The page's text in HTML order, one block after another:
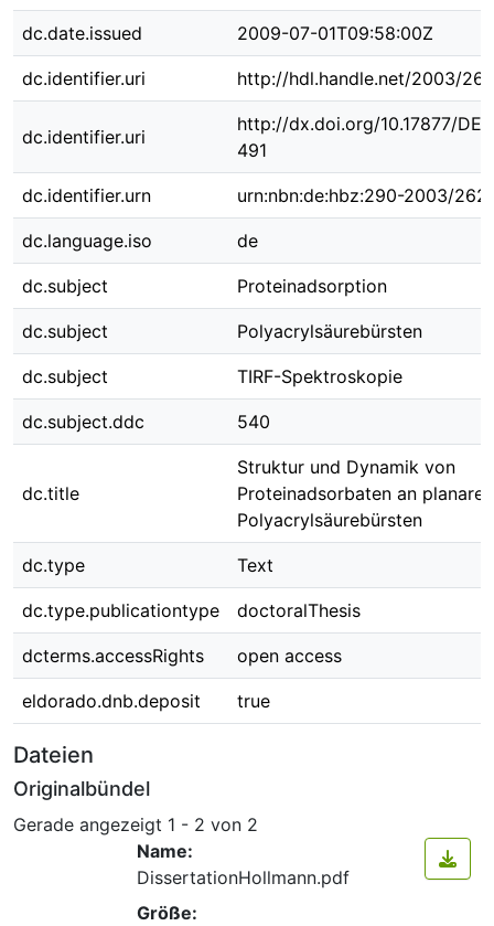
dc.date.issued 2009-07-01T09:58:00Z
dc.identifier.uri http://hdl.handle.net/2003/
dc.identifier.uri
http://dx.doi.org/10.17877/
491
dc.identifier.urn urn:nbn:de:hbz:290-2003/
dc.language.iso de
dc.subject Proteinadsorption
dc.subject Polyacrylsäurebürsten
dc.subject TIRF-Spektroskopie
dc.subject.ddc 540
dc.title
Struktur und Dynamik von
Proteinadsorbaten an planaren
Polyacrylsäurebürsten
dc.type Text
dc.type.publicationtype doctoralThesis
dcterms.accessRights open access
eldorado.dnb.deposit true
Dateien
Originalbündel
Gerade angezeigt 1 - 2 von 2
Name:
DissertationHollmann.pdf
Größe: